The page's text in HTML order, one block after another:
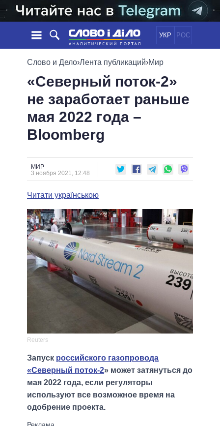
УКР РОС
НОВОСТИ
ЛЕНТА
СОБЫТИЯ
СТАТЬИ
МНЕНИЯ
ОБЗОРЫ
ДАЙДЖЕСТЫ
ПОЛИТИКА
ЭКОНОМИКА
ОБЩЕСТВО
МИР
ОБЕЩАНИЯ
ПОЛИТИКИ
ВСЕ ПОЛИТИКИ
ПРЕЗИДЕНТ И ОФИС
ВЕРХОВНАЯ РАДА
КАБИНЕТ МИНИСТРОВ
МЭРЫ
ВСЕ ПЕРСОНЫ
ИНФОГРАФИКА
ПОДДЕРЖАТЬ
СРАВНЕНИЕ ПОЛИТИКОВ
Слово и Дело›Лента публикаций›Мир
«Северный поток-2»
не заработает раньше
мая 2022 года –
Bloomberg
МИР
3 ноября 2021, 12:48
Читати українською
Reuters
Запуск российского газопровода
«Северный поток-2» может затянуться до
мая 2022 года, если регуляторы
используют все возможное время на
одобрение проекта.